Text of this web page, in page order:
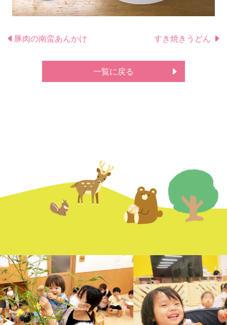
豚肉の南蛮あんかけ すき焼きうどん
一覧に戻る